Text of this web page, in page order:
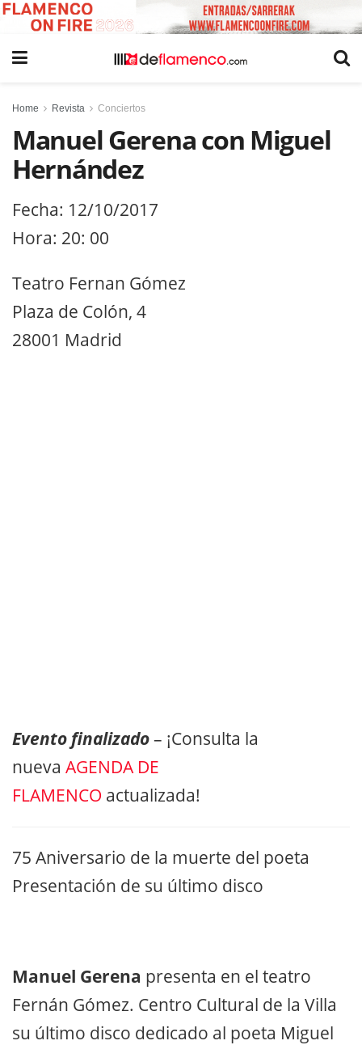
Home Revista Conciertos
Manuel Gerena con Miguel
Hernández
Fecha: 12/10/2017
Hora: 20: 00
Teatro Fernan Gómez
Plaza de Colón, 4
28001 Madrid
Evento finalizado– ¡Consulta la
nueva AGENDA DE
FLAMENCO actualizada!
75 Aniversario de la muerte del poeta
Presentación de su último disco
Manuel Gerena presenta en el teatro
Fernán Gómez. Centro Cultural de la Villa
su último disco dedicado al poeta Miguel